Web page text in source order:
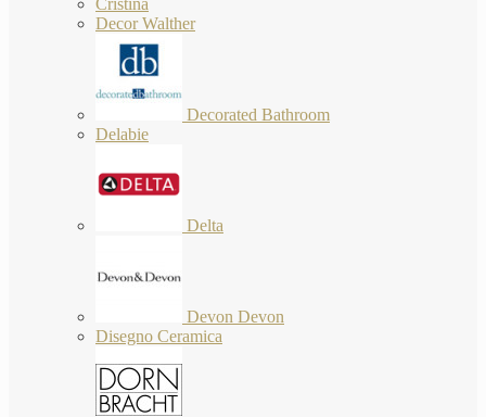
Cristina
Decor Walther
Decorated Bathroom
Delabie
Delta
Devon Devon
Disegno Ceramica